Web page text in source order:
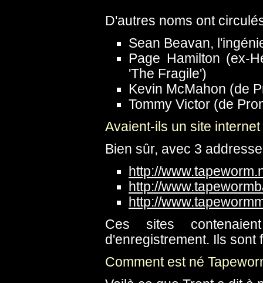
D'autres noms ont
Sean Beavan,
Page Hamilton (ex-
'The Fragile')
Kevin McMahon (de
Tommy Victor (de
Avaient-ils un site internet
Bien sûr, avec 3
http://
http://
http://
Ces sites
d'enregistrement. Ils sont
Comment est né